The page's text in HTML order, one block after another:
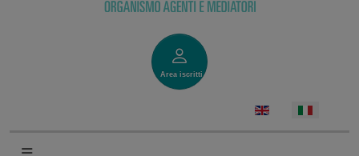
Area iscritti